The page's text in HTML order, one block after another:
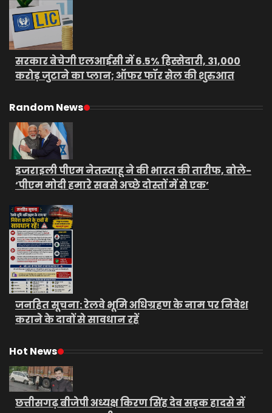
सरकार बेचेगी एलआईसी में 6.5% हिस्सेदारी, 31,000
करोड़ जुटाने का प्लान; ऑफर फॉर सेल की शुरुआत
Random News
इजराइली पीएम नेतन्याहू ने की भारत की तारीफ, बोले-
‘पीएम मोदी हमारे सबसे अच्छे दोस्तों में से एक’
जनहित सूचना: रेलवे भूमि अधिग्रहण के नाम पर निवेश
कराने के दावों से सावधान रहें
Hot News
छत्तीसगढ़ बीजेपी अध्यक्ष किरण सिंह देव सड़क हादसे में